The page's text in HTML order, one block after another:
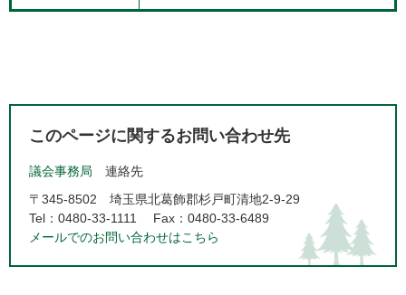
このページに関するお問い合わせ先
議会事務局
連絡先
〒345-8502
埼玉県北葛飾郡杉戸町清地2-9-29
Tel：0480-33-1111
Fax：0480-33-6489
メールでのお問い合わせはこちら